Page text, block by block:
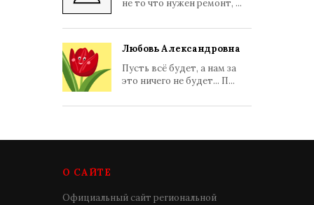
не то что нужен ремонт, ...
Любовь Александровна
Пусть всё будет, а нам за
это ничего не будет... П...
О САЙТЕ
Официальный сайт региональной